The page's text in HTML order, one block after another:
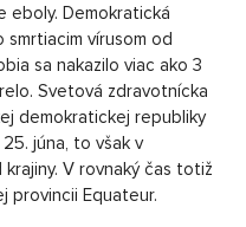
eboly. Demokratická
smrtiacim vírusom od
sa nakazilo viac ako 3
Svetová zdravotnícka
demokratickej republiky
júna, to však v
V rovnaký čas totiž
provincii Equateur.